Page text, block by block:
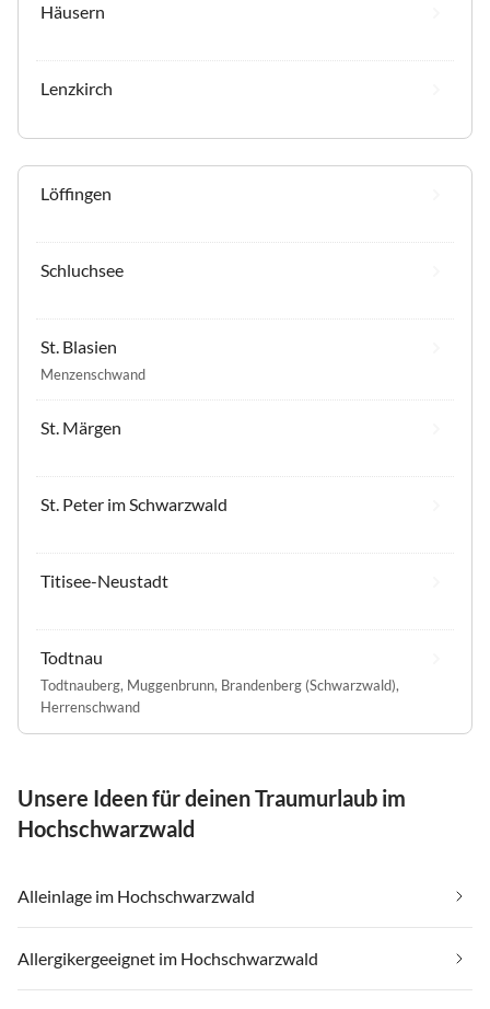
Häusern
Lenzkirch
Löffingen
Schluchsee
St. Blasien
Menzenschwand
St. Märgen
St. Peter im Schwarzwald
Titisee-Neustadt
Todtnau
Todtnauberg, Muggenbrunn, Brandenberg (Schwarzwald),
Herrenschwand
Unsere Ideen für deinen Traumurlaub im
Hochschwarzwald
Alleinlage im Hochschwarzwald
Allergikergeeignet im Hochschwarzwald